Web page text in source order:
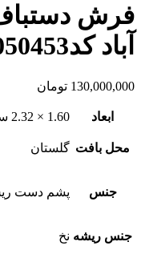
فرش
آباد کد050453
130,000,000 تومان
ابعاد 1.60 × 2.32 سانتیمتر
محل بافت گلستان
جنس پشم دست
جنس ریشه نخ